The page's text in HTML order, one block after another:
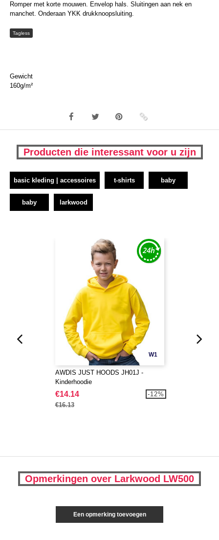
Romper met korte mouwen. Envelop hals. Sluitingen aan nek en
manchet. Onderaan YKK drukknoopsluiting.
Tagless
Gewicht
160g/m²
Producten die interessant voor u zijn
basic kleding | accessoires t-shirts baby
baby larkwood
W1
AWDIS JUST HOODS JH01J -
Kinderhoodie
€14.14
€16.13
-12%
Opmerkingen over Larkwood LW500
Een opmerking toevoegen